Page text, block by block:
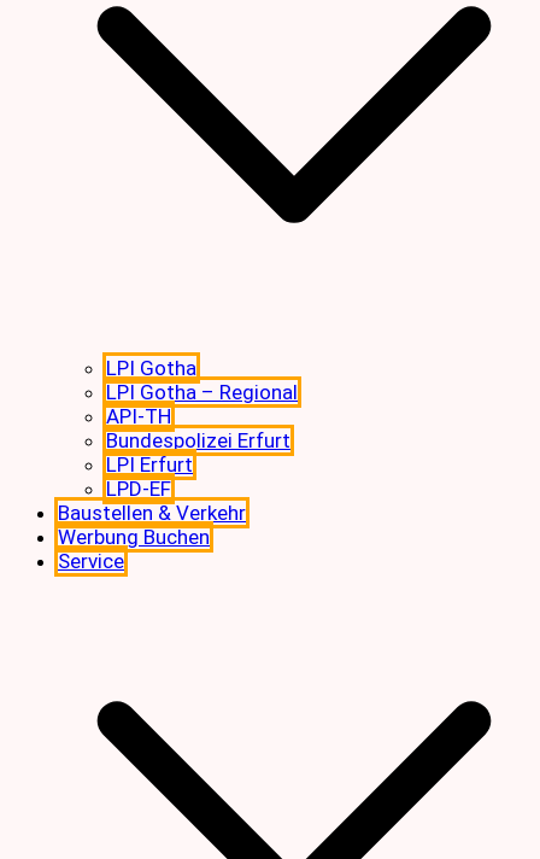
LPI Gotha
LPI Gotha – Regional
API-TH
Bundespolizei Erfurt
LPI Erfurt
LPD-EF
Baustellen & Verkehr
Werbung Buchen
Service